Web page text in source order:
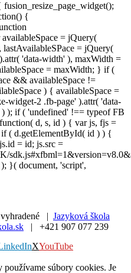
{
= jQuery(
= jQuery(
'data-width' ), maxWidth =
= maxWidth; } if (
&& availableSpace !=
) { availableSpace =
widget-2 .fb-page' ).attr( 'data-
); if ( 'undefined' !== typeof FB
d, s, id ) { var js, fjs =
( d.getElementById( id ) ) {
= id; js.src =
}( document, 'script',
| Jazyková škola
| +421 907 077 239
XYouTube
súbory cookies. Je